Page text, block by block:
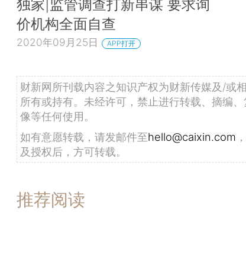
独家|监管调查打新串谋 要求询
价机构全面自查
2020年09月25日 APP打开
财新网所刊载内容之知识产权为财新传媒及/或
所有或持有。未经许可，禁止进行转载、摘编
像等任何使用。
如有意愿转载，请发邮件至hello@caixin.com
及授权后，方可转载。
推荐阅读